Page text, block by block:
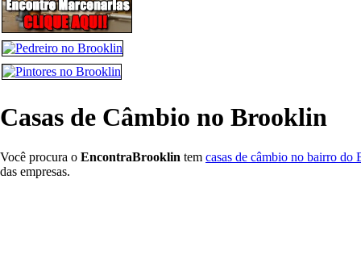
Casas de Câmbio no Brooklin
Você procura o EncontraBrooklin tem casas de câmbio no bairro do
das empresas.